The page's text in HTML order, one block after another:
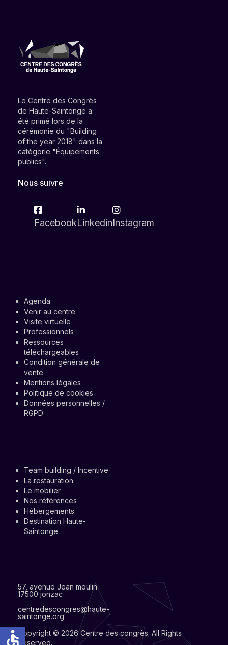
Le Centre des Congrès
de Haute-Saintonge a
été primé lors de la
cérémonie du "Building
of the year 2018" dans la
catégorie "Équipements
publics".
Nous suivre
FacebookLinkedinInstagram
Agenda
Venir au centre
Visite virtuelle
Professionnels
Ressources
téléchargeables
Condition générale de
vente
Mentions légales
Politique de cookies
Données personnelles /
RGPD
Team building / Incentive
La restauration
Le mobilier
Nos références
Hébergements
Destination Haute-
Saintonge
57, avenue Jean moulin
17500 jonzac
centredescongres@haute-
saintonge.org
Copyright © 2026 Centre des congrès. All Rights
Reserved.
accessible